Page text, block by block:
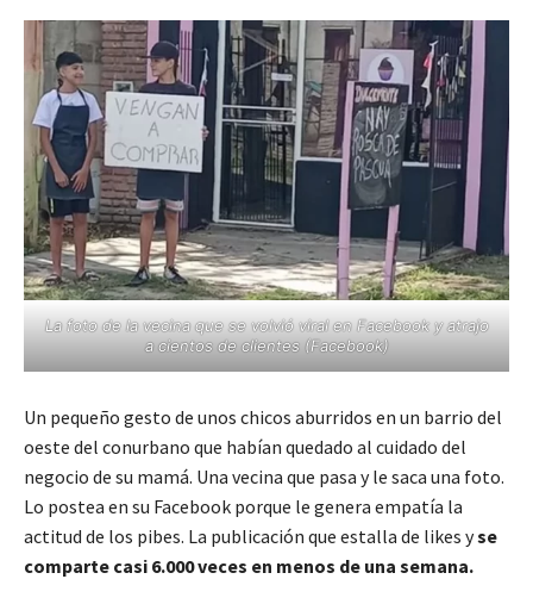
La foto de la vecina que se volvió viral en Facebook y atrajo
a cientos de clientes (Facebook)
Un pequeño gesto de unos chicos aburridos en un barrio del
oeste del conurbano que habían quedado al cuidado del
negocio de su mamá. Una vecina que pasa y le saca una foto.
Lo postea en su Facebook porque le genera empatía la
actitud de los pibes. La publicación que estalla de likes yse
comparte casi 6.000 veces en menos de una semana.